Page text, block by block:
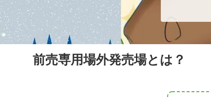
前売専用場外発売場とは？
e
r
e
b
o
d
d
i
m
a
i